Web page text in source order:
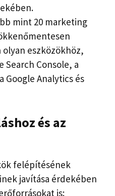
mint 20 marketing
olyan eszközökhöz,
Search Console, a
Google Analytics és
és az
felépítésének
javítása érdekében
is: